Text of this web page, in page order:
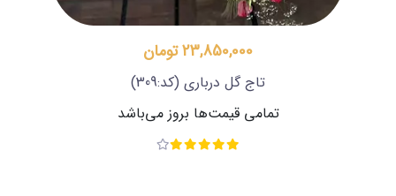
23,850,000 تومان
تاج گل درباری (کد:309)
تمامی قیمت‌ها بروز می‌باشد